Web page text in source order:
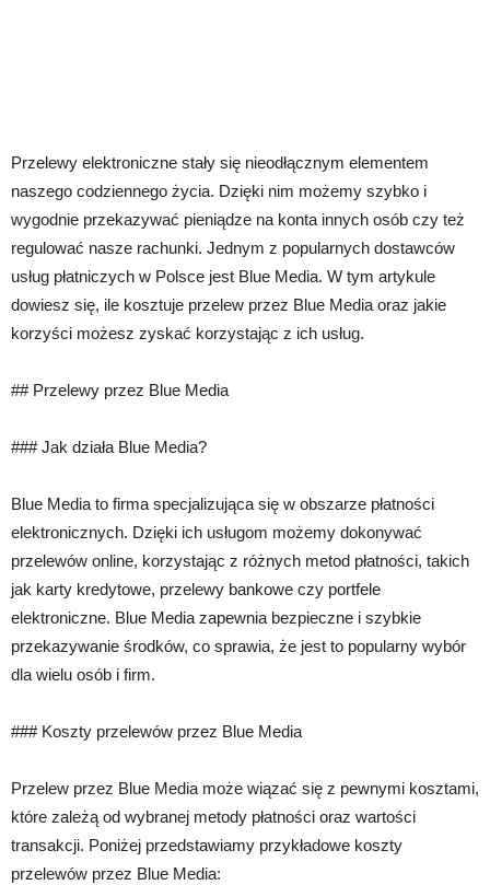
Przelewy elektroniczne stały się nieodłącznym elementem
naszego codziennego życia. Dzięki nim możemy szybko i
wygodnie przekazywać pieniądze na konta innych osób czy też
regulować nasze rachunki. Jednym z popularnych dostawców
usług płatniczych w Polsce jest Blue Media. W tym artykule
dowiesz się, ile kosztuje przelew przez Blue Media oraz jakie
korzyści możesz zyskać korzystając z ich usług.
## Przelewy przez Blue Media
### Jak działa Blue Media?
Blue Media to firma specjalizująca się w obszarze płatności
elektronicznych. Dzięki ich usługom możemy dokonywać
przelewów online, korzystając z różnych metod płatności, takich
jak karty kredytowe, przelewy bankowe czy portfele
elektroniczne. Blue Media zapewnia bezpieczne i szybkie
przekazywanie środków, co sprawia, że jest to popularny wybór
dla wielu osób i firm.
### Koszty przelewów przez Blue Media
Przelew przez Blue Media może wiązać się z pewnymi kosztami,
które zależą od wybranej metody płatności oraz wartości
transakcji. Poniżej przedstawiamy przykładowe koszty
przelewów przez Blue Media: